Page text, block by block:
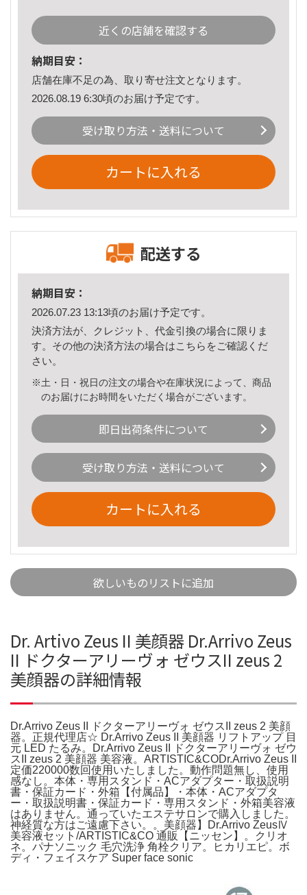
近くの店舗を確認する
納期目安：
店舗在庫不足の為、取り寄せ注文となります。
2026.08.19 6:30頃のお届け予定です。
受け取り方法・送料について
カートに入れる
配送する
納期目安：
2026.07.23 13:13頃のお届け予定です。
決済方法が、クレジット、代金引換の場合に限りま
す。その他の決済方法の場合はこちら をご確認くだ
さい。
※土・日・祝日の注文の場合や在庫状況によって、商品
のお届けにお時間をいただく場合がございます。
即日出荷条件について
受け取り方法・送料について
カートに入れる
欲しいものリストに追加
Dr. Artivo Zeus II 美顔器 Dr.Arrivo Zeus
II ドクターアリーヴォ ゼウスII zeus 2
美顔器の詳細情報
Dr.Arrivo Zeus II ドクターアリーヴォ ゼウスII zeus 2 美顔
器。正規代理店☆ Dr.Arrivo Zeus II 美顔器 リフトアップ 目
元 LED たるみ。Dr.Arrivo Zeus II ドクターアリーヴォ ゼウ
スII zeus 2 美顔器 美容液。ARTISTIC&CODr.Arrivo Zeus II
定価220000数回使用いたしました。動作問題無し、使用
感なし。本体・専用スタンド・ACアダプター・取扱説明
書・保証カード・外箱【付属品】・本体・ACアダプタ
ー・取扱説明書・保証カード・専用スタンド・外箱美容液
はありません。通っていたエステサロンで購入しました。
神経質な方はご遠慮下さい。。美顔器】Dr.Arrivo ZeusⅣ
美容液セット/ARTISTIC&CO 通販【ニッセン】。クリオ
ネ。パナソニック 毛穴洗浄 角栓クリア。ヒカリエピ。ボ
ディ・フェイスケア Super face sonic